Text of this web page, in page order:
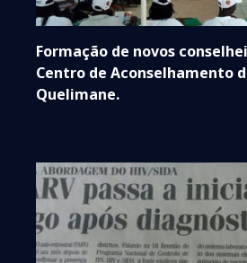
Formação de novos
Centro de Aconselhamento
Quelimane.